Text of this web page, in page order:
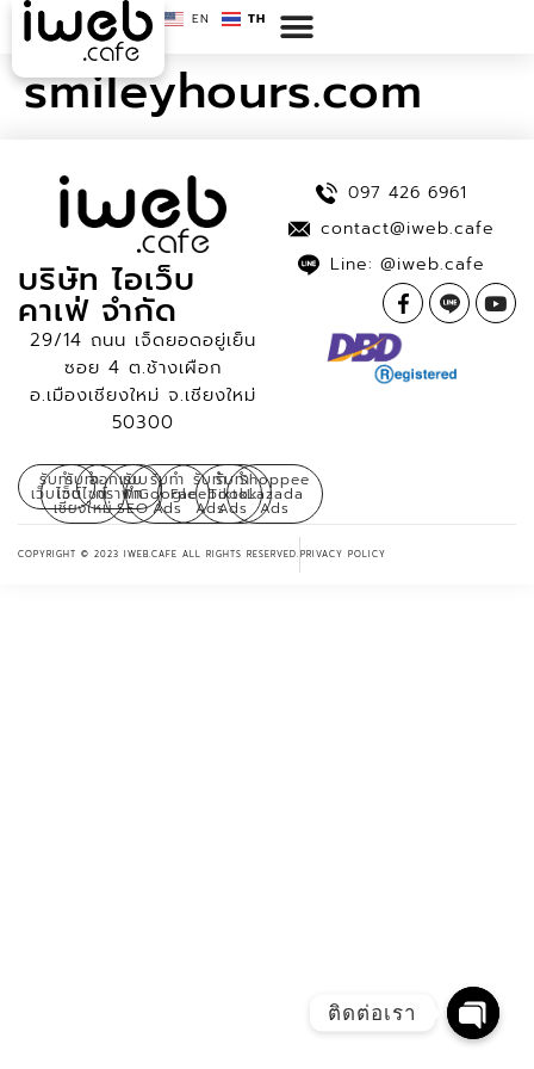
EN TH
smileyhours.com
บริษัท ไอเว็บ
คาเฟ่ จำกัด
29/14 ถนน เจ็ดยอดอยู่เย็น
ซอย 4 ต.ช้างเผือก
อ.เมืองเชียงใหม่ จ.เชียงใหม่
50300
รับทำ
เว็บไซต์
รับทำ
เว็บไซต์
เชียงใหม่
ออกแบบ
กราฟิก
รับ
ทำ
SEO
รับทำ
Google
Ads
รับทำ
Facebook
Ads
รับทำ
Tiktok
Ads
Shoppee
Lazada
Ads
097 426 6961
contact@iweb.cafe
Line: @iweb.cafe
COPYRIGHT © 2023 IWEB.CAFE ALL RIGHTS RESERVED.PRIVACY POLICY
ติดต่อเรา